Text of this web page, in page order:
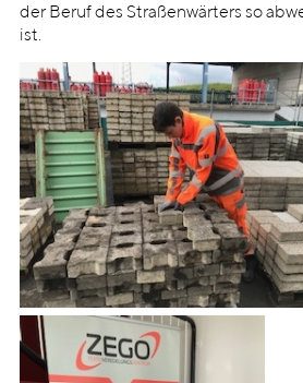
der Beruf des Straßenwärters so
ist.